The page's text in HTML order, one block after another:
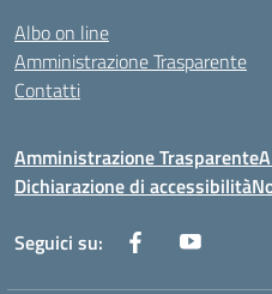
Albo on line
Amministrazione Trasparente
Contatti
Amministrazione Trasparente
Dichiarazione di accessibilità
Seguici su: